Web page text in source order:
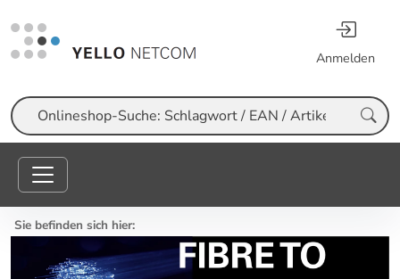
Anmelden
Suche
Sie befinden sich hier: